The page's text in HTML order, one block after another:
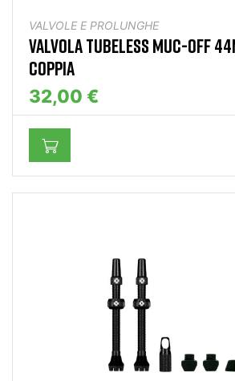
VALVOLE E PROLUNGHE
VALVOLA TUBELESS MUC-OFF
COPPIA
32,00 €